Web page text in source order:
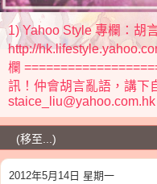
1) Yahoo Style 專欄：胡
http://
欄
訊！仲會胡言亂語，講下
staice_liu@yahoo.com.hk
2012年5月14日 星期一